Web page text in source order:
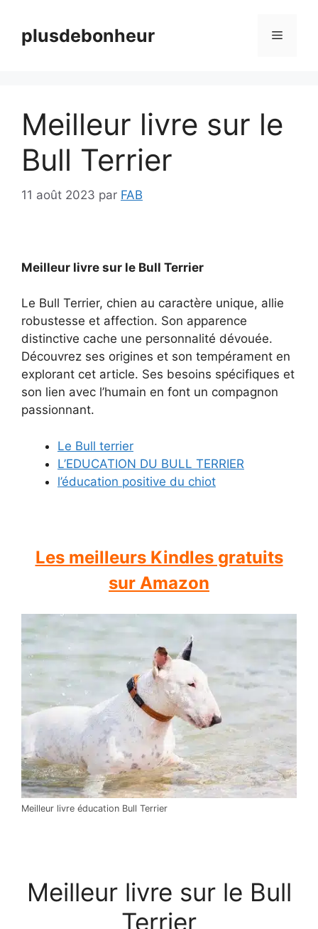
contenuplusdebonheur Menu
Meilleur livre sur le
Bull Terrier
11 août 2023 par FAB
Meilleur livre sur le Bull Terrier
Le Bull Terrier, chien au caractère unique, allie
robustesse et affection. Son apparence
distinctive cache une personnalité dévouée.
Découvrez ses origines et son tempérament en
explorant cet article. Ses besoins spécifiques et
son lien avec l’humain en font un compagnon
passionnant.
Le Bull terrier
L’EDUCATION DU BULL TERRIER
l’éducation positive du chiot
Les meilleurs Kindles gratuits
sur Amazon
Meilleur livre éducation Bull Terrier
Meilleur livre sur le Bull
Terrier